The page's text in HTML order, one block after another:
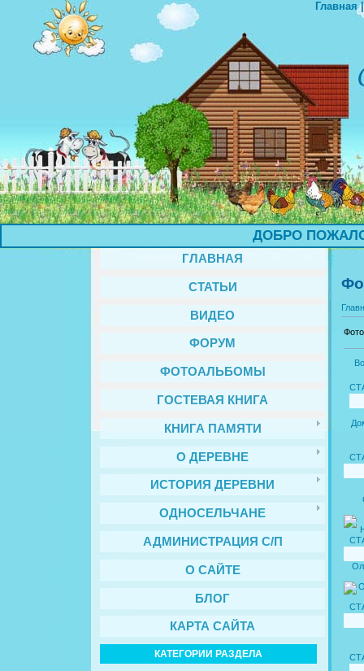
Главная
ДОБРО
ГЛАВНАЯ
СТАТЬИ
ВИДЕО
ФОРУМ
ФОТОАЛЬБОМЫ
ГОСТЕВАЯ КНИГА
КНИГА ПАМЯТИ
О ДЕРЕВНЕ
ИСТОРИЯ ДЕРЕВНИ
ОДНОСЕЛЬЧАНЕ
АДМИНИСТРАЦИЯ С/П
О САЙТЕ
БЛОГ
КАРТА САЙТА
КАТЕГОРИИ РАЗДЕЛА